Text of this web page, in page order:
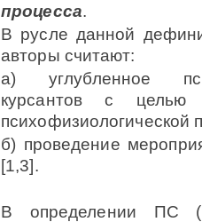
процесса.
В русле данной
авторы считают:
а) углубленное
курсантов с
психофизиологической
б) проведение
[1,3].
В определении ПС